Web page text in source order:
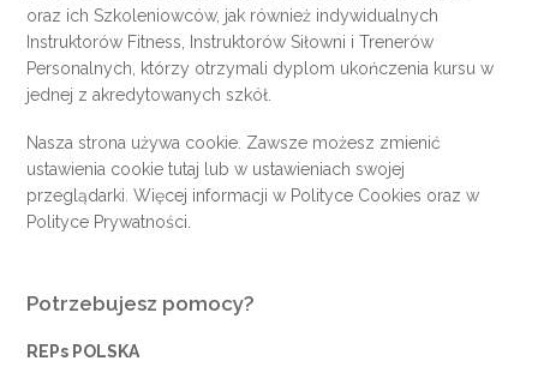
oraz ich Szkoleniowców, jak również indywidualnych
Instruktorów Fitness, Instruktorów Siłowni i Trenerów
Personalnych, którzy otrzymali dyplom ukończenia kursu w
jednej z akredytowanych szkół.
Nasza strona używa cookie. Zawsze możesz zmienić
ustawienia cookietutaj lub w ustawieniach swojej
przeglądarki. Więcej informacji w Polityce Cookies oraz w
Polityce Prywatności
Potrzebujesz pomocy?
REPs POLSKA